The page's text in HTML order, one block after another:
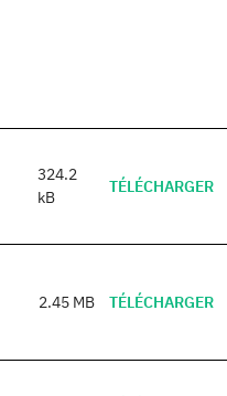
324.2
kB
TÉLÉCHARGER
2.45 MB TÉLÉCHARGER